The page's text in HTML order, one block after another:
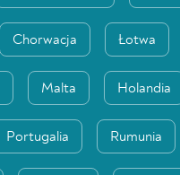
Chorwacja Łotwa
Malta Holandia
Portugalia Rumunia